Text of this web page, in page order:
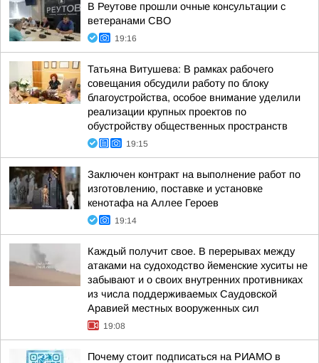
В Реутове прошли очные консультации с
ветеранами СВО
19:16
Татьяна Витушева: В рамках рабочего
совещания обсудили работу по блоку
благоустройства, особое внимание уделили
реализации крупных проектов по
обустройству общественных пространств
19:15
Заключен контракт на выполнение работ по
изготовлению, поставке и установке
кенотафа на Аллее Героев
19:14
Каждый получит свое. В перерывах между
атаками на судоходство йеменские хуситы не
забывают и о своих внутренних противниках
из числа поддерживаемых Саудовской
Аравией местных вооруженных сил
19:08
Почему стоит подписаться на РИАМО в